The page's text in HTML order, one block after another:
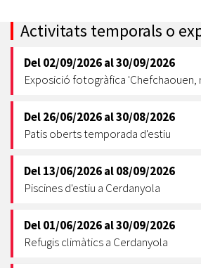
Activitats temporals o
Del02/09/2026al30/09/2026
Exposició fotogràfica 'Chefchaouen,
Del26/06/2026al30/08/2026
Patis oberts temporada d'estiu
Del13/06/2026al08/09/2026
Piscines d'estiu a Cerdanyola
Del01/06/2026al30/09/2026
Refugis climàtics a Cerdanyola